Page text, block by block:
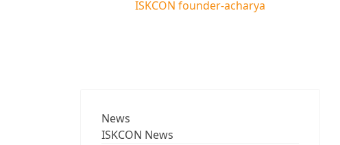
ISKCON founder-acharya
News
ISKCON News